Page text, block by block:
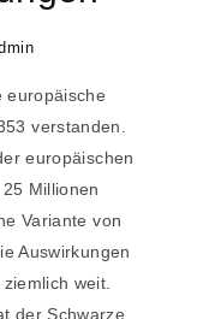
europäische
verstanden.
europäischen
Millionen
Variante von
Auswirkungen
weit.
der Schwarze